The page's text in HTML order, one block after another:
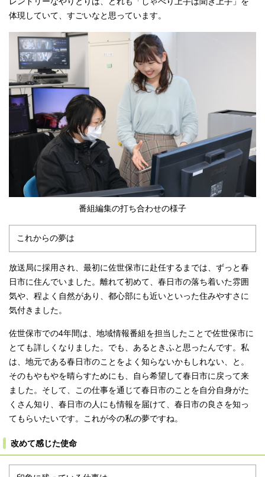
体現していて、すごいなと思っています。
番組編集の打ち合わせの様子
これからの夢は
放送局に採用され、最初に佐世保市に赴任するまでは、ずっと春
日市に住んでいました。離れて初めて、春日市の落ち着いた雰囲
気や、程よく自然があり、都心部にも近いといった住みやすさに
気付きました。
佐世保市での4年間は、地域情報番組を担当したことで佐世保市に
とても詳しくなりました。でも、あるときふと思ったんです。私
は、地元である春日市のことをよく知らないかもしれない、と。
そのもやもやを晴らすためにも、自ら希望して春日市に戻って来
ました。そして、この仕事を通じて春日市のことを自分自身がた
くさん知り、春日市の人にも情報を届けて、春日市の良さを知っ
てもらいたいです。これが今の私の夢ですね。
改めて感じた使命